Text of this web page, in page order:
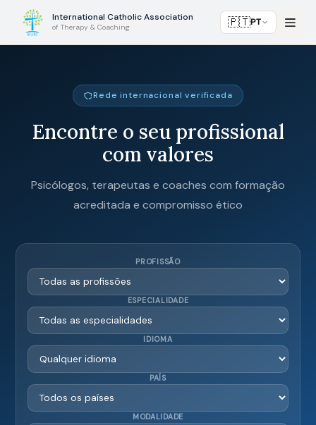
International Catholic Association
of Therapy & Coaching 🇵🇹PT
Rede internacional verificada
Encontre o seu profissional
com valores
Psicólogos, terapeutas e coaches com formação
acreditada e compromisso ético
PROFISSÃO
ESPECIALIDADE
IDIOMA
PAÍS
MODALIDADE